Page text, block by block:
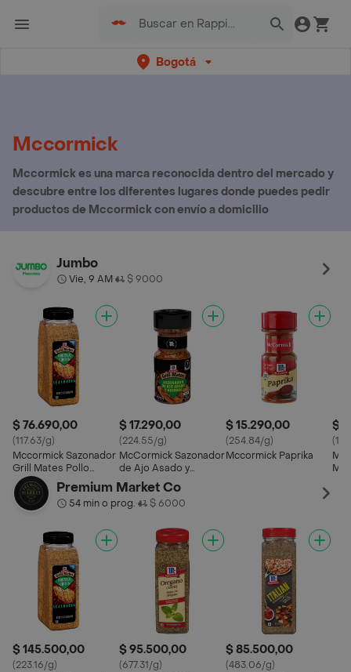
Bogotá
Mccormick
Mccormick es una marca reconocida dentro del mercado y
descubre entre los diferentes lugares donde puedes pedir
productos de Mccormick con envío a domicilio
Jumbo
Vie, 9 AM• $ 9000
$ 76.690,00
(117.63/g)
Mccormick Sazonador
Grill Mates Pollo
Montreal
$ 17.290,00
(224.55/g)
McCormick Sazonador
de Ajo Asado y
Hierbas
$ 15.290,00
(254.84/g)
Mccormick Paprika
$
Premium Market Co
54 min o prog.• $ 6000
$ 145.500,00
(223.16/g)
$ 95.500,00
(677.31/g)
$ 85.500,00
(483.06/g)